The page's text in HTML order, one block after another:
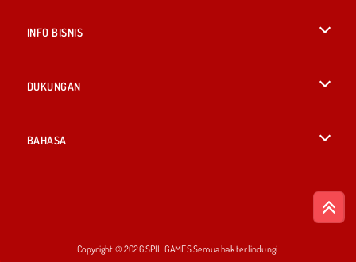
INFO BISNIS
DUKUNGAN
BAHASA
Copyright © 2026 SPIL GAMES Semua hak terlindungi.